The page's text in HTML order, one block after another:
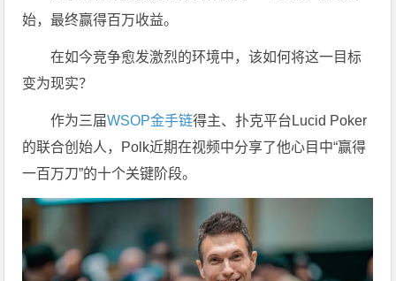
始，最终赢得百万收益。
在如今竞争愈发激烈的环境中，该如何将这一目标
变为现实？
作为三届WSOP金手链得主、扑克平台Lucid Poker
的联合创始人，Polk近期在视频中分享了他心目中“赢得
一百万刀”的十个关键阶段。